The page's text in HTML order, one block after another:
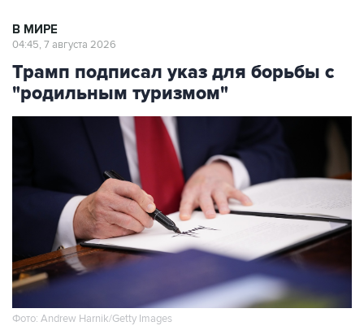
В МИРЕ
04:45, 7 августа 2026
Трамп подписал указ для борьбы с
"родильным туризмом"
Фото: Andrew Harnik/Getty Images